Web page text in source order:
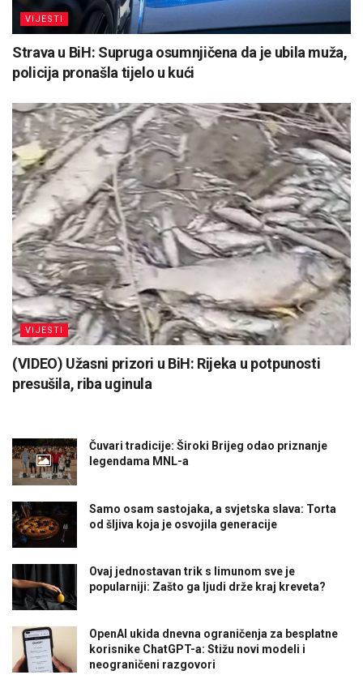
VIJESTI
Strava u BiH: Supruga osumnjičena da je ubila muža,
policija pronašla tijelo u kući
VIJESTI
(VIDEO) Užasni prizori u BiH: Rijeka u potpunosti
presušila, riba uginula
Čuvari tradicije: Široki Brijeg odao priznanje
legendama MNL-a
Samo osam sastojaka, a svjetska slava: Torta
od šljiva koja je osvojila generacije
Ovaj jednostavan trik s limunom sve je
popularniji: Zašto ga ljudi drže kraj kreveta?
OpenAI ukida dnevna ograničenja za besplatne
korisnike ChatGPT-a: Stižu novi modeli i
neograničeni razgovori